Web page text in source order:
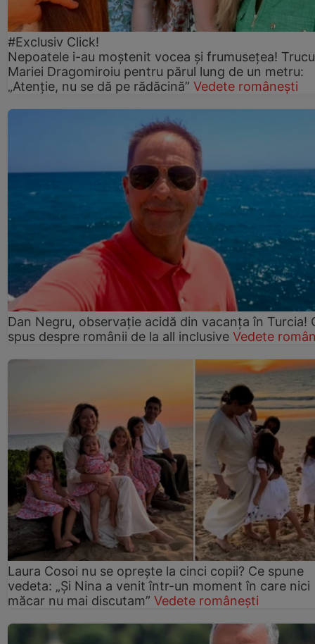
#Exclusiv Click!
Nepoatele i-au moștenit vocea și frumusețea!
Mariei Dragomiroiu pentru părul lung de un metru:
„Atenție, nu se dă pe rădăcină” Vedete românești
Dan Negru, observație acidă din vacanța în Turcia!
spus despre românii de la all inclusive Vedete
Laura Cosoi nu se oprește la cinci copii? Ce spune
vedeta: „Și Nina a venit într-un moment în care nici
măcar nu mai discutam” Vedete românești